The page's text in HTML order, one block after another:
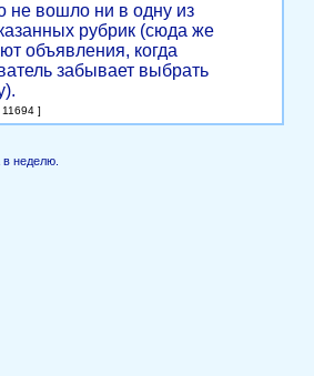
не вошло ни в одну из
рубрик (сюда же
объявления, когда
забывает выбрать
]
неделю.